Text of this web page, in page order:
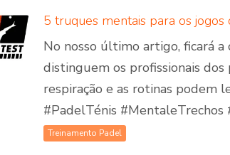
No nosso último artigo, ficará
distinguem os profissionais dos
respiração e as rotinas podem
#PadelTénis #MentaleTrechos
Treinamento Padel